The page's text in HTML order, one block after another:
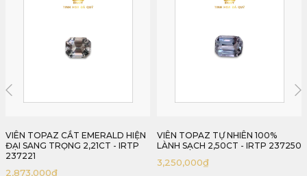
VIÊN TOPAZ TỰ NHIÊN 100%
LÀNH SẠCH 2,50CT - IRTP 237250
3,250,000
VIÊN TOPAZ MÀU TRẮNG TINH
KHIẾT CẮT EMERALD HIỆN ĐẠI